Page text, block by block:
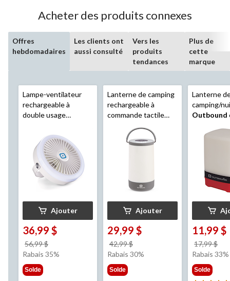
Acheter des produits connexes
Offres
hebdomadaires
Les clients ont
aussi consulté
Vers les
produits
tendances
Plus de
cette
marque
Lampe-ventilateur
rechargeable à
double usage
Ajouter
36,99 $
56,99 $
était
Rabais 35%
Solde
Lanterne de camping
rechargeable à
commande tactile
Outbound
Ajouter
29,99 $
42,99 $
était
Rabais 30%
Solde
Lanterne
camping/
Outbound
en
11,99 $
17,99 $
Rabais 33%
Solde